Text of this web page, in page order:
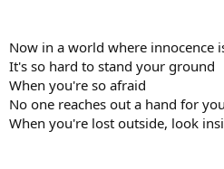
Now in a world where innocence
It's so hard to stand your ground
When you're so afraid
No one reaches out a hand for
When you're lost outside, look